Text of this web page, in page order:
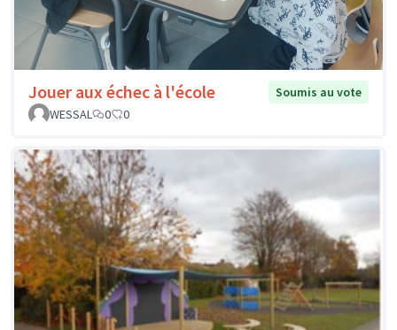
Jouer aux échec à l'école
Soumis au vote
WESSAL
0 0